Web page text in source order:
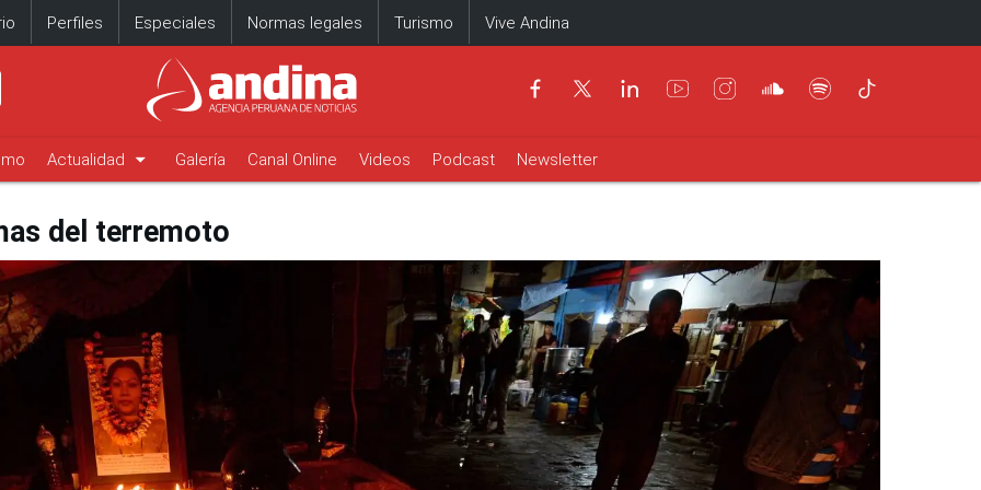
Perfiles Especiales Normas legales Turismo Vive Andina
Actualidad arrow_drop_down Galería Canal Online Videos Podcast Newsletter
del terremoto